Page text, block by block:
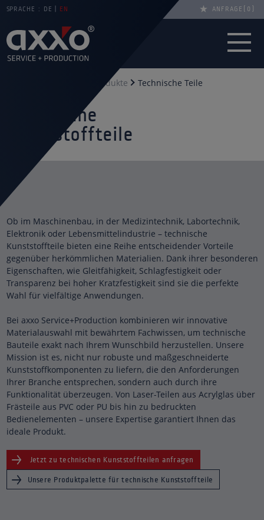
SPRACHE : DE EN ANFRAGE 0
Produkte Technische Teile
Technische
Kunststoffteile
Ob im Maschinenbau, in der Medizintechnik, Labortechnik,
Elektronik oder Lebensmittelindustrie – technische
Kunststoffteile bieten eine Reihe entscheidender Vorteile
gegenüber herkömmlichen Materialien. Dank ihrer besonderen
Eigenschaften, wie Gleitfähigkeit, Schlagfestigkeit oder
Transparenz bei hoher Kratzfestigkeit sind sie die perfekte
Wahl für vielfältige Anwendungen.
Bei axxo Service+Production kombinieren wir innovative
Materialauswahl mit bewährtem Fachwissen, um technische
Bauteile exakt nach Ihrem Wunschbild herzustellen. Unsere
Mission ist es, nicht nur robuste und maßgeschneiderte
Kunststoffkomponenten zu liefern, die den Anforderungen
Ihrer Branche entsprechen, sondern auch durch ihre
Funktionalität überzeugen. Von Laser-Teilen aus Acrylglas über
Frästeile aus PVC oder PU bis hin zu bedruckten
Bedienelementen – unsere Expertise garantiert Ihnen das
ideale Produkt.
Jetzt zu technischen Kunststoffteilen anfragen
Unsere Produktpalette für technische Kunststoffteile